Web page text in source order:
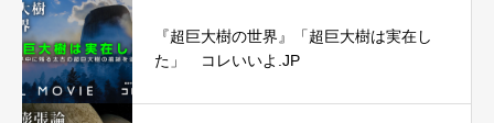
『超巨大樹の世界』「超巨大樹は実在し
た」 コレいいよ.JP